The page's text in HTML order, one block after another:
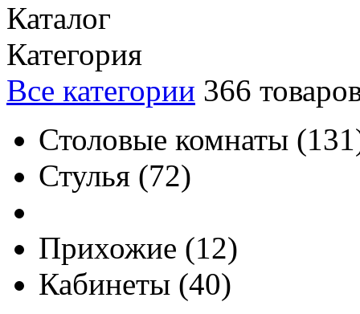
Каталог
Категория
Все категории 366
Столовые комнаты (131
Стулья (72)
Прихожие (12)
Кабинеты (40)